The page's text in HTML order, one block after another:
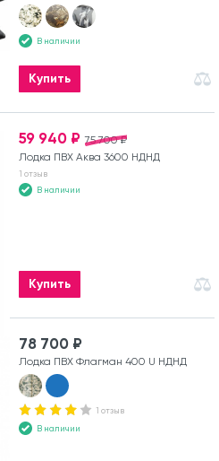
В наличии
Купить
75 700 ₽
59 940 ₽
Лодка ПВХ Аква 3600 НДНД
1 отзыв
В наличии
Купить
78 700 ₽
Лодка ПВХ Флагман 400 U НДНД
1 отзыв
В наличии